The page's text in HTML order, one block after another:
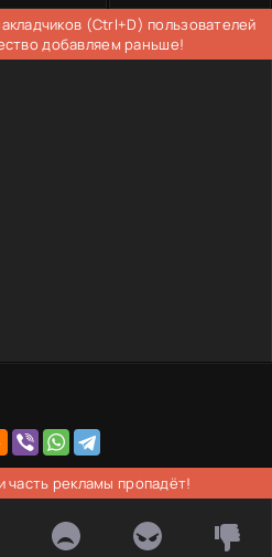
(Ctrl+D) пользователей
добавляем раньше!
часть рекламы пропадёт!